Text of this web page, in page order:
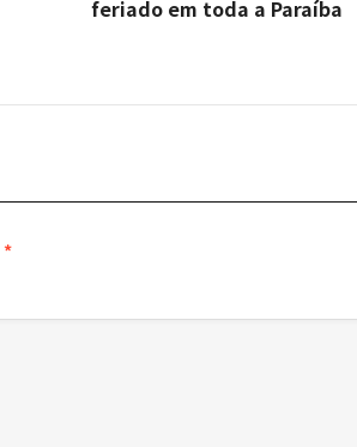
feriado em toda a Paraíba
*